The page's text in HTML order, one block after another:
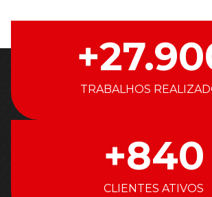
+
TRABALHOS
+840
CLIENTES ATIVOS